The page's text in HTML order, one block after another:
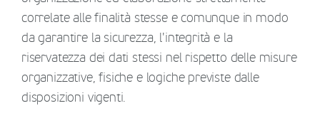
correlate alle finalità stesse e comunque in modo
da garantire la sicurezza, l'integrità e la
riservatezza dei dati stessi nel rispetto delle misure
organizzative, fisiche e logiche previste dalle
disposizioni vigenti.